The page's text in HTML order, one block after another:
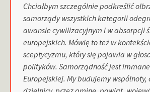
Chciałbym szczególnie podkreślić
samorządy wszystkich kategorii
awansie cywilizacyjnym i w absorpcji
europejskich. Mówię to też w
sceptycyzmu, który się pojawia w
polityków. Samorządność jest
Europejskiej. My budujemy wspólnoty,